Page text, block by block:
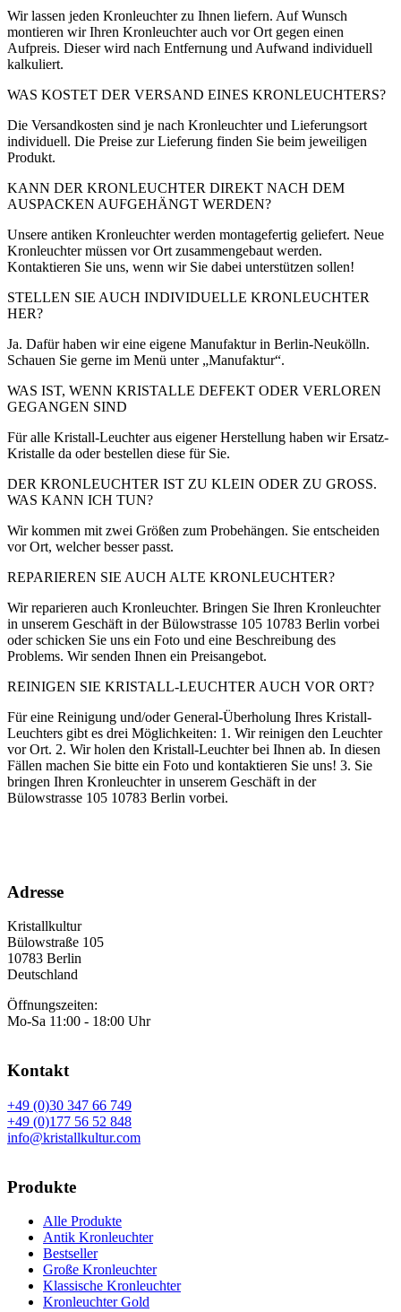
Wir lassen jeden Kronleuchter zu Ihnen liefern. Auf Wunsch
montieren wir Ihren Kronleuchter auch vor Ort gegen einen
Aufpreis. Dieser wird nach Entfernung und Aufwand individuell
kalkuliert.
WAS KOSTET DER VERSAND EINES KRONLEUCHTERS?
Die Versandkosten sind je nach Kronleuchter und Lieferungsort
individuell. Die Preise zur Lieferung finden Sie beim jeweiligen
Produkt.
KANN DER KRONLEUCHTER DIREKT NACH DEM
AUSPACKEN AUFGEHÄNGT WERDEN?
Unsere antiken Kronleuchter werden montagefertig geliefert. Neue
Kronleuchter müssen vor Ort zusammengebaut werden.
Kontaktieren Sie uns, wenn wir Sie dabei unterstützen sollen!
STELLEN SIE AUCH INDIVIDUELLE KRONLEUCHTER
HER?
Ja. Dafür haben wir eine eigene Manufaktur in Berlin-Neukölln.
Schauen Sie gerne im Menü unter „Manufaktur“.
WAS IST, WENN KRISTALLE DEFEKT ODER VERLOREN
GEGANGEN SIND
Für alle Kristall-Leuchter aus eigener Herstellung haben wir Ersatz-
Kristalle da oder bestellen diese für Sie.
DER KRONLEUCHTER IST ZU KLEIN ODER ZU GROSS.
WAS KANN ICH TUN?
Wir kommen mit zwei Größen zum Probehängen. Sie entscheiden
vor Ort, welcher besser passt.
REPARIEREN SIE AUCH ALTE KRONLEUCHTER?
Wir reparieren auch Kronleuchter. Bringen Sie Ihren Kronleuchter
in unserem Geschäft in der Bülowstrasse 105 10783 Berlin vorbei
oder schicken Sie uns ein Foto und eine Beschreibung des
Problems. Wir senden Ihnen ein Preisangebot.
REINIGEN SIE KRISTALL-LEUCHTER AUCH VOR ORT?
Für eine Reinigung und/oder General-Überholung Ihres Kristall-
Leuchters gibt es drei Möglichkeiten: 1. Wir reinigen den Leuchter
vor Ort. 2. Wir holen den Kristall-Leuchter bei Ihnen ab. In diesen
Fällen machen Sie bitte ein Foto und kontaktieren Sie uns! 3. Sie
bringen Ihren Kronleuchter in unserem Geschäft in der
Bülowstrasse 105 10783 Berlin vorbei.
Adresse
Kristallkultur
Bülowstraße 105
10783 Berlin
Deutschland
Öffnungszeiten:
Mo-Sa 11:00 - 18:00 Uhr
Kontakt
+49 (0)30 347 66 749
+49 (0)177 56 52 848
info@kristallkultur.com
Produkte
Alle Produkte
Antik Kronleuchter
Bestseller
Große Kronleuchter
Klassische Kronleuchter
Kronleuchter Gold